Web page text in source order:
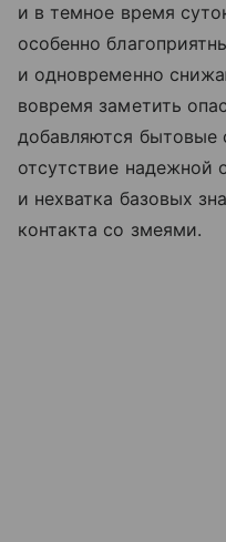
и в темное время
особенно
и одновременно
вовремя заметить
добавляются бытовые
отсутствие
и нехватка базовых
контакта со змеями.